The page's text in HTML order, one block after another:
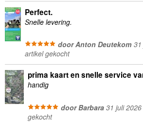
Perfect.
Snelle levering.
door Anton Deutekom31
artikel gekocht
prima kaart en snelle service
handig
door Barbara31 juli 2026
gekocht